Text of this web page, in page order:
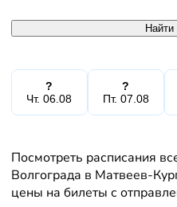
?
Чт. 06.08
?
Пт. 07.08
Посмотреть расписания
Волгограда в Матвеев-
цены на билеты с